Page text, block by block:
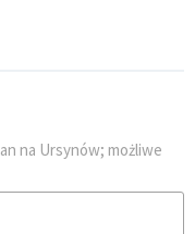
na Ursynów; możliwe